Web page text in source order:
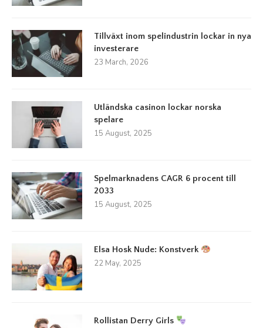
Tillväxt inom spelindustrin lockar in nya
investerare
23 March, 2026
Utländska casinon lockar norska
spelare
15 August, 2025
Spelmarknadens CAGR 6 procent till
2033
15 August, 2025
Elsa Hosk Nude: Konstverk
22 May, 2025
Rollistan Derry Girls